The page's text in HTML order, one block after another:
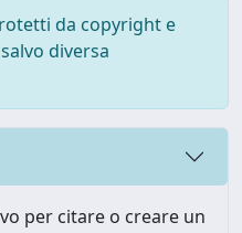
da copyright e
diversa
per citare o creare un